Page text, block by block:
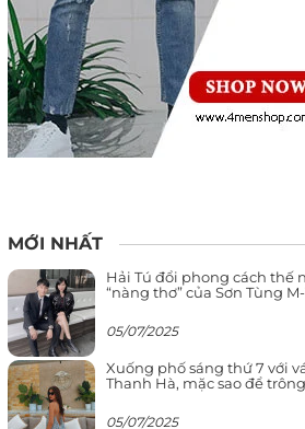
MỚI NHẤT
Hải Tú đổi phong cách thế
“nàng thơ” của Sơn Tùng
05/07/2025
Xuống phố sáng thứ 7 với
Thanh Hà, mặc sao để
05/07/2025